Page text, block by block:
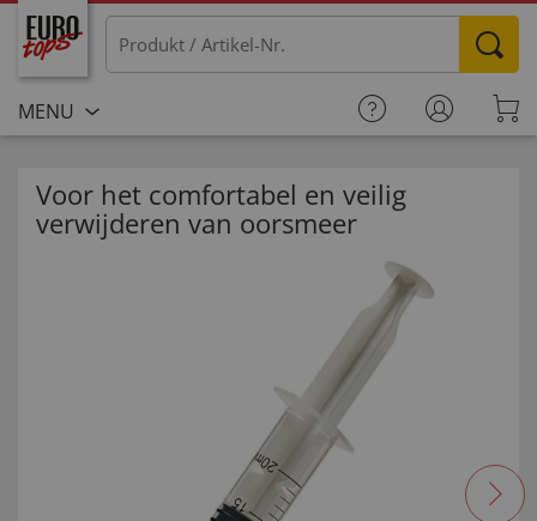
MENU
Voor het comfortabel en veilig
verwijderen van oorsmeer